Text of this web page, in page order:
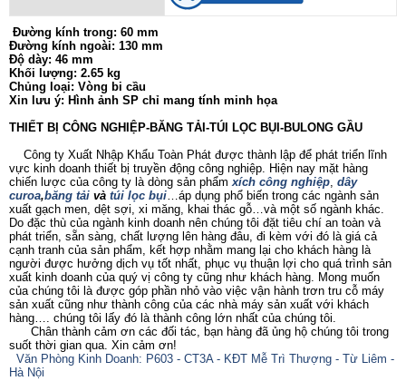
Đường kính trong: 60 mm
Đường kính ngoài: 130 mm
Độ dày: 46 mm
Khối lượng: 2.65 kg
Chủng loại: Vòng bi cầu
Xin lưu ý: Hình ảnh SP chỉ mang tính minh họa
THIẾT BỊ CÔNG NGHIỆP-BĂNG TẢI-TÚI LỌC BỤI-BULONG GẦU
Công ty Xuất Nhập Khẩu Toàn Phát được thành lập để phát triển lĩnh
vực kinh doanh thiết bị truyền động công nghiệp. Hiện nay mặt hàng
chiến lược của công ty là dòng sản phẩm xích công nghiệp, dây
curoa,băng tải và túi lọc bụi…áp dụng phổ biến trong các ngành sản
xuất gạch men, dệt sợi, xi măng, khai thác gỗ…và một số ngành khác.
Do đặc thù của ngành kinh doanh nên chúng tôi đặt tiêu chí an toàn và
phát triển, sẵn sàng, chất lượng lên hàng đâu, đi kèm với đó là giá cả
cạnh tranh của sản phẩm, kết hợp nhằm mang lại cho khách hàng là
người được hưởng dịch vụ tốt nhất, phục vụ thuận lợi cho quá trình sản
xuất kinh doanh của quý vị công ty cũng như khách hàng. Mong muốn
của chúng tôi là được góp phần nhỏ vào việc vận hành trơn tru cỗ máy
sản xuất cũng như thành công của các nhà máy sản xuất với khách
hàng…. chúng tôi lấy đó là thành công lớn nhất của chúng tôi.
Chân thành cảm ơn các đối tác, bạn hàng đã ủng hộ chúng tôi trong
suốt thời gian qua. Xin cảm ơn!
Văn Phòng Kinh Doanh: P603 - CT3A - KĐT Mễ Trì Thượng - Từ Liêm -
Hà Nội